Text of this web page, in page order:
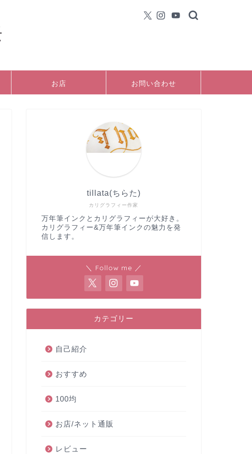
お店 お問い合わせ
カリグラフィー作家
tillata(ちらた)
万年筆インクとカリグラフィーが大好き。
カリグラフィー&万年筆インクの魅力を発
信します。
＼ Follow me ／
カテゴリー
自己紹介
おすすめ
100均
お店/ネット通販
レビュー